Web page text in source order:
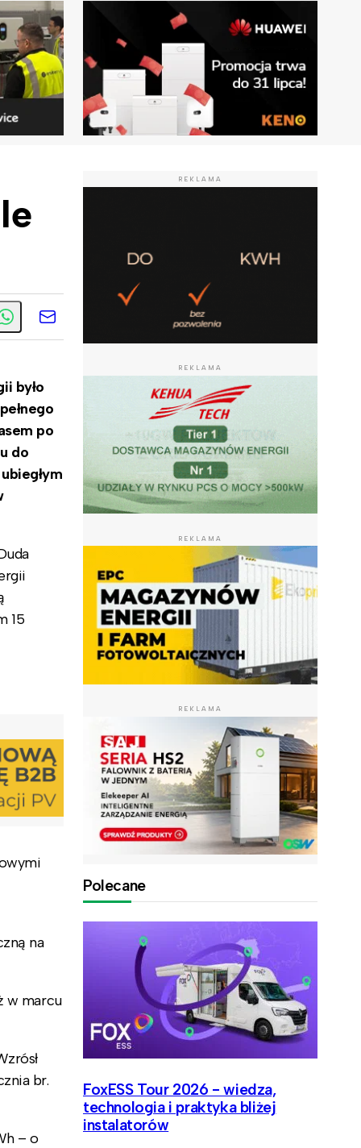
było
po
do
15
na
w marcu
br.
– o
REKLAMA
REKLAMA
REKLAMA
REKLAMA
Polecane
FoxESS Tour 2026 - wiedza,
technologia i praktyka bliżej
instalatorów